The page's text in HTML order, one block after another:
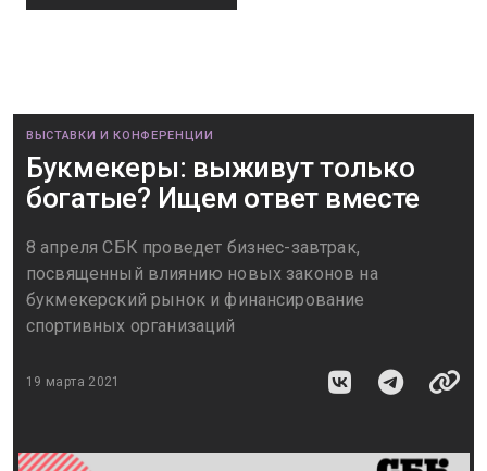
ВЫСТАВКИ И КОНФЕРЕНЦИИ
Букмекеры: выживут только
богатые? Ищем ответ вместе
8 апреля СБК проведет бизнес-завтрак,
посвященный влиянию новых законов на
букмекерский рынок и финансирование
спортивных организаций
19 марта 2021